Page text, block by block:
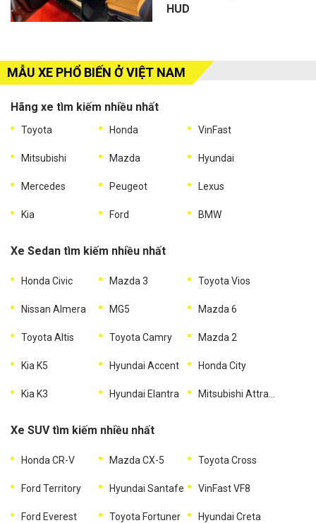
HUD
MẪU XE PHỔ BIẾN Ở VIỆT NAM
Hãng xe tìm kiếm nhiều nhất
Toyota Honda VinFast
Mitsubishi Mazda Hyundai
Mercedes Peugeot Lexus
Kia Ford BMW
Xe Sedan tìm kiếm nhiều nhất
Honda Civic Mazda 3 Toyota Vios
Nissan Almera MG5 Mazda 6
Toyota Altis Toyota Camry Mazda 2
Kia K5 Hyundai Accent Honda City
Kia K3 Hyundai Elantra
Xe SUV tìm kiếm nhiều nhất
Honda CR-V Mazda CX-5 Toyota Cross
Ford Territory Hyundai Santafe VinFast VF8
Ford Everest Toyota Fortuner Hyundai Creta